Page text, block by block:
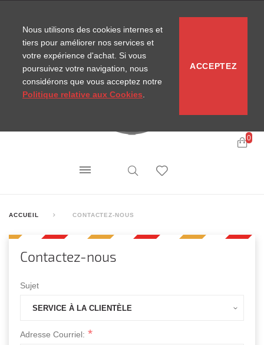
0
ACCUEIL CONTACTEZ-NOUS
Contactez-nous
Sujet
Adresse Courriel:
Nous utilisons des cookies internes et
tiers pour améliorer nos services et
votre expérience d'achat. Si vous
poursuivez votre navigation, nous
considérons que vous acceptez notre
Politique relative aux Cookies
ACCEPTEZ